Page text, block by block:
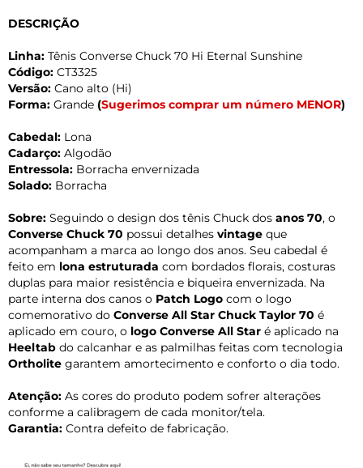
DESCRIÇÃO
Linha: Tênis Converse Chuck 70 Hi Eternal Sunshine
Código: CT3325
Versão: Cano alto (Hi)
Forma: Grande (Sugerimos comprar um número MENOR)
Cabedal: Lona
Cadarço: Algodão
Entressola: Borracha envernizada
Solado: Borracha
Sobre: Seguindo o design dos tênis Chuck dos anos 70, o
Converse Chuck 70 possui detalhes vintage que
acompanham a marca ao longo dos anos. Seu cabedal é
feito em lona estruturada com bordados florais, costuras
duplas para maior resistência e biqueira envernizada. Na
parte interna dos canos o Patch Logo com o logo
comemorativo do Converse All Star Chuck Taylor 70 é
aplicado em couro, o logo Converse All Star é aplicado na
Heeltab do calcanhar e as palmilhas feitas com tecnologia
Ortholite garantem amortecimento e conforto o dia todo.
Atenção: As cores do produto podem sofrer alterações
conforme a calibragem de cada monitor/tela.
Garantia: Contra defeito de fabricação.